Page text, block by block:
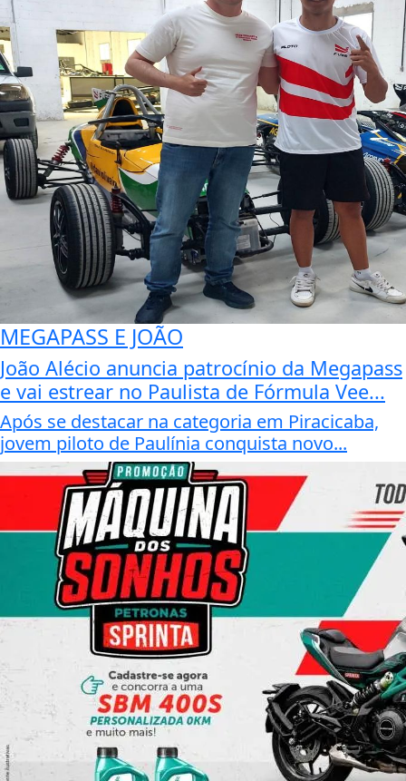
MEGAPASS E JOÃO
João Alécio anuncia patrocínio da Megapass
e vai estrear no Paulista de Fórmula Vee...
Após se destacar na categoria em Piracicaba,
jovem piloto de Paulínia conquista novo...